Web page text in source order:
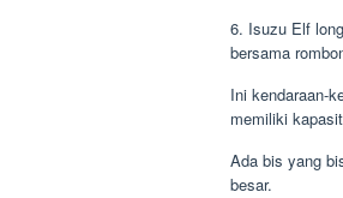
6. Isuzu Elf
bersama
Ini kendaraan-
memiliki
Ada bis yang
besar.